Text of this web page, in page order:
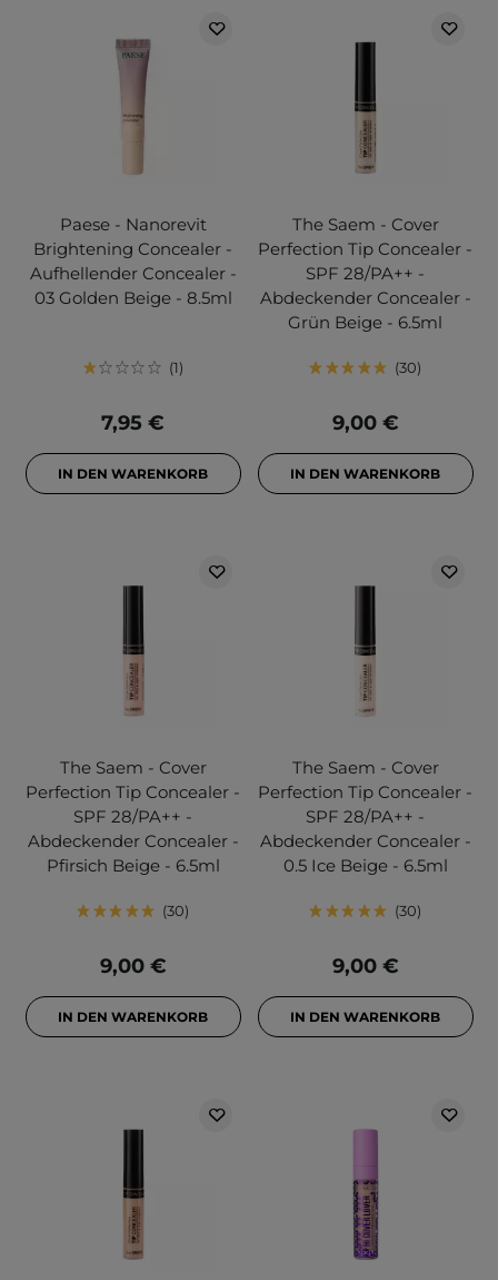
Paese - Nanorevit
Brightening Concealer -
Aufhellender Concealer -
03 Golden Beige - 8.5ml
1
7,95 €
IN DEN WARENKORB
The Saem - Cover
Perfection Tip Concealer -
SPF 28/PA++ -
Abdeckender Concealer -
Grün Beige - 6.5ml
30
9,00 €
IN DEN WARENKORB
The Saem - Cover
Perfection Tip Concealer -
SPF 28/PA++ -
Abdeckender Concealer -
Pfirsich Beige - 6.5ml
30
9,00 €
IN DEN WARENKORB
The Saem - Cover
Perfection Tip Concealer -
SPF 28/PA++ -
Abdeckender Concealer -
0.5 Ice Beige - 6.5ml
30
9,00 €
IN DEN WARENKORB